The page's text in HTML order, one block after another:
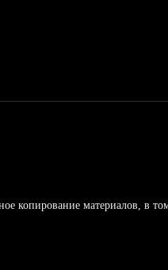
копирование материалов, в